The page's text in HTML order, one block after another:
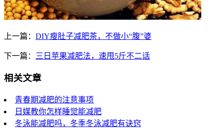
上一篇： DIY瘦肚子减肥茶，不做小“腹”婆
下一篇： 三日苹果减肥法，速甩5斤不二话
相关文章
青春期减肥的注意事项
日媒教你怎样睡觉能减肥
冬泳能减肥吗，冬季冬泳减肥有诀窍